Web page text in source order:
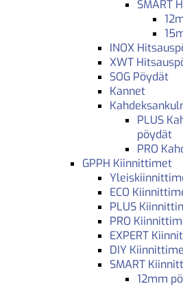
SMART
INOX
XWT
SOG Pöydät
Kannet
PLUS
pöydät
PRO
GPPH Kiinnittimet
ECO
PLUS
PRO
EXPERT
DIY
SMART
12mm